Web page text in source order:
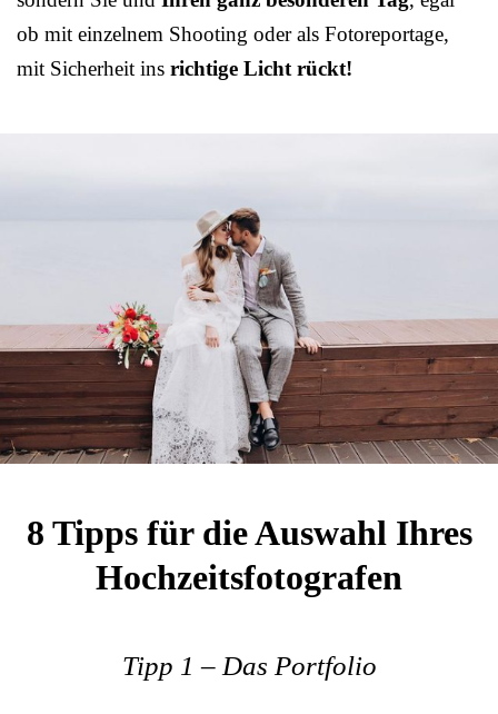
ob mit einzelnem Shooting oder als Fotoreportage,
mit Sicherheit ins richtige Licht rückt!
8 Tipps für die Auswahl Ihres
Hochzeitsfotografen
Tipp 1 – Das Portfolio